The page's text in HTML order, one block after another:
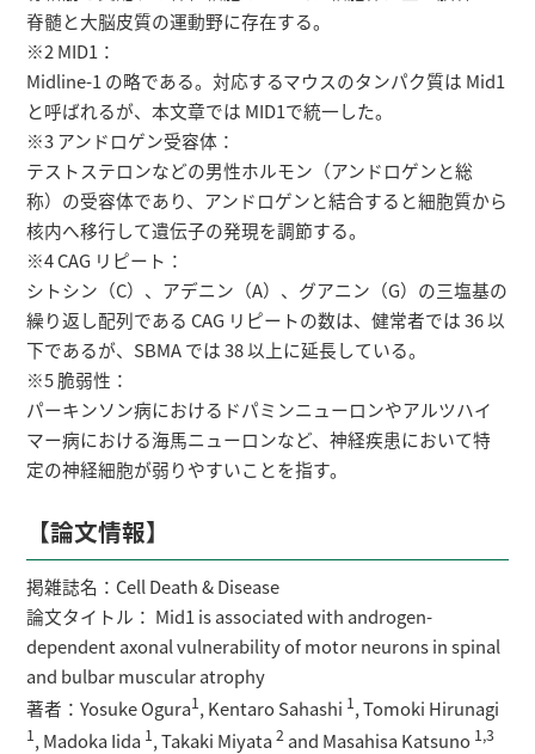
脊髄と大脳皮質の運動野に存在する。
※2 MID1：
Midline-1 の略である。対応するマウスのタンパク質は Mid1
と呼ばれるが、本文章では MID1で統一した。
※3 アンドロゲン受容体：
テストステロンなどの男性ホルモン（アンドロゲンと総
称）の受容体であり、アンドロゲンと結合すると細胞質から
核内へ移行して遺伝子の発現を調節する。
※4 CAG リピート：
シトシン（C）、アデニン（A）、グアニン（G）の三塩基の
繰り返し配列である CAG リピートの数は、健常者では 36 以
下であるが、SBMA では 38 以上に延長している。
※5 脆弱性：
パーキンソン病におけるドパミンニューロンやアルツハイ
マー病における海馬ニューロンなど、神経疾患において特
定の神経細胞が弱りやすいことを指す。
【論文情報】
掲雑誌名：Cell Death & Disease
論文タイトル： Mid1 is associated with androgen-
dependent axonal vulnerability of motor neurons in spinal
and bulbar muscular atrophy
著者：Yosuke Ogura1, Kentaro Sahashi 1, Tomoki Hirunagi
1, Madoka Iida 1, Takaki Miyata2 and Masahisa Katsuno 1,3